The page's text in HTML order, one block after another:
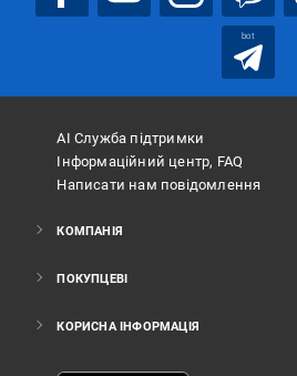
bot
АІ Служба підтримки
Інформаційний центр, FAQ
Написати нам повідомлення
КОМПАНІЯ
ПОКУПЦЕВІ
КОРИСНА ІНФОРМАЦІЯ